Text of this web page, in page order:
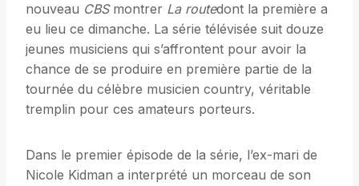
nouveau CBSmontrer La routedont la première a
eu lieu ce dimanche. La série télévisée suit douze
jeunes musiciens qui s’affrontent pour avoir la
chance de se produire en première partie de la
tournée du célèbre musicien country, véritable
tremplin pour ces amateurs porteurs.
Dans le premier épisode de la série, l’ex-mari de
Nicole Kidman a interprété un morceau de son